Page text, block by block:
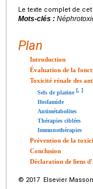
Le texte complet de
Mots-clés :
Plan
Introduction
Évaluation de la
Toxicité rénale des
Sels de platine[, ]
Ifosfamide
Antimétabolites
Thérapies ciblées
Immunothérapies
Prévention de la
Conclusion
Déclaration de liens
© 2017 Elsevier